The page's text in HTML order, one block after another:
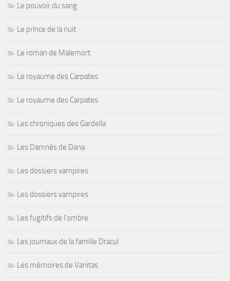
Le pouvoir du sang
Le prince de la nuit
Le roman de Malemort
Le royaume des Carpates
Le royaume des Carpates
Les chroniques des Gardella
Les Damnés de Dana
Les dossiers vampires
Les dossiers vampires
Les fugitifs de l'ombre
Les journaux de la famille Dracul
Les mémoires de Vanitas